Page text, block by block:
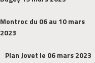
Montroc du 06 au 10 mars
2023
Plan Jovet le 06 mars 2023